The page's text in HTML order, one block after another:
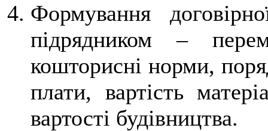
Формування
підрядником –
кошторисні норми,
плати, вартість
вартості будівництва.